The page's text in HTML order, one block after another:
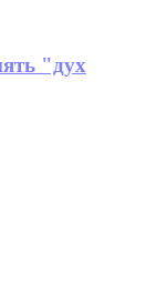
"дух